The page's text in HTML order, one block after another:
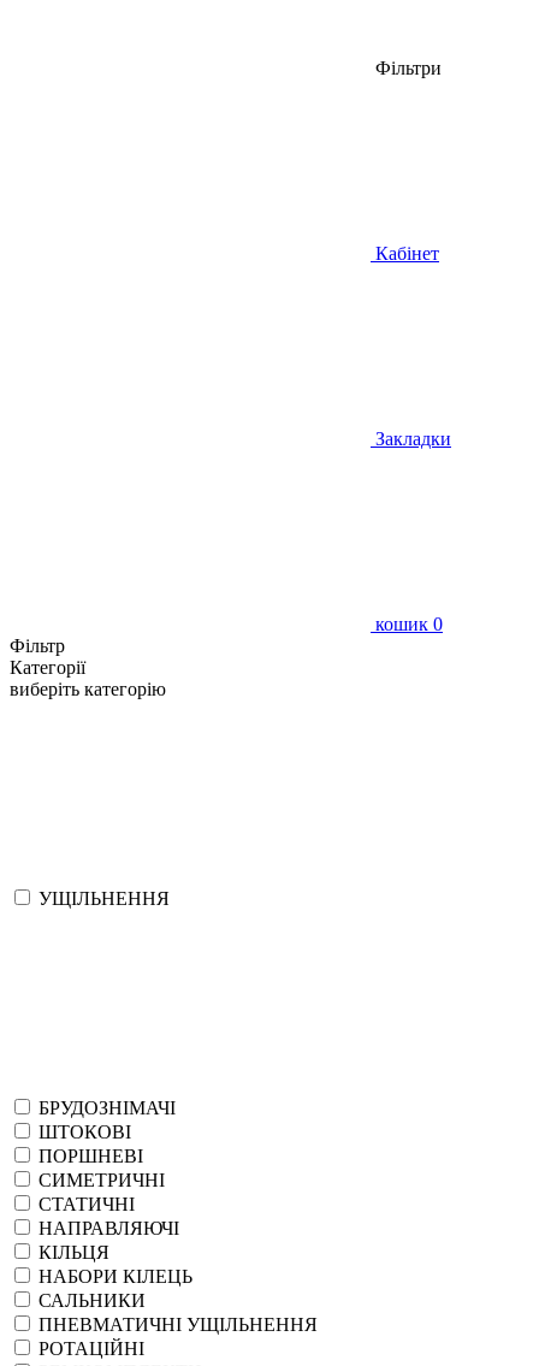
Фільтри
Кабінет
Закладки
кошик 0
Фільтр
Категорії
виберіть категорію
УЩІЛЬНЕННЯ
БРУДОЗНІМАЧІ
ШТОКОВІ
ПОРШНЕВІ
СИМЕТРИЧНІ
СТАТИЧНІ
НАПРАВЛЯЮЧІ
КІЛЬЦЯ
НАБОРИ КІЛЕЦЬ
САЛЬНИКИ
ПНЕВМАТИЧНІ УЩІЛЬНЕННЯ
РОТАЦІЙНІ